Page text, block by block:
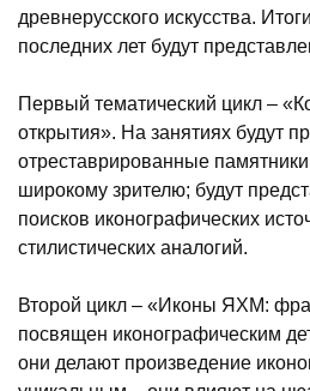
древнерусского искусства.
последних лет будут
Первый тематический цикл –
открытия». На занятиях будут
отреставрированные
широкому зрителю; будут
поисков иконографических
стилистических аналогий.
Второй цикл – «Иконы ЯХМ:
посвящен иконографическим
они делают произведение